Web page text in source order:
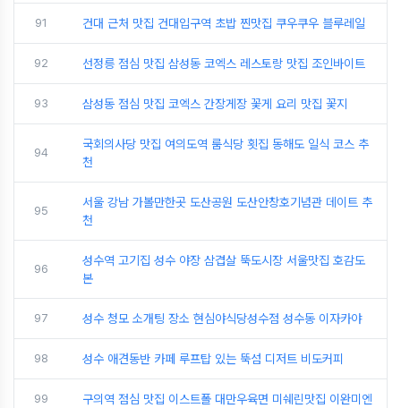
91 건대 근처 맛집 건대입구역 초밥 찐맛집 쿠우쿠우 블루레일
92 선정릉 점심 맛집 삼성동 코엑스 레스토랑 맛집 조인바이트
93 삼성동 점심 맛집 코엑스 간장게장 꽃게 요리 맛집 꽃지
94
국회의사당 맛집 여의도역 룸식당 횟집 동해도 일식 코스 추
천
95
서울 강남 가볼만한곳 도산공원 도산안창호기념관 데이트 추
천
96
성수역 고기집 성수 야장 삼겹살 뚝도시장 서울맛집 호감도
본
97 성수 청모 소개팅 장소 현심야식당성수점 성수동 이자카야
98 성수 애견동반 카페 루프탑 있는 뚝섬 디저트 비도커피
99 구의역 점심 맛집 이스트폴 대만우육면 미쉐린맛집 이완미엔